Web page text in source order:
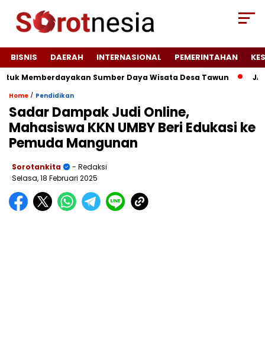
BISNIS DAERAH INTERNASIONAL PEMERINTAHAN
Sumber Daya Wisata Desa Tawun
Home / Pendidikan
Sadar Dampak Judi Online,
Mahasiswa KKN UMBY Beri Edukasi ke
Pemuda Mangunan
Sorotankita
- Redaksi
Selasa, 18 Februari 2025